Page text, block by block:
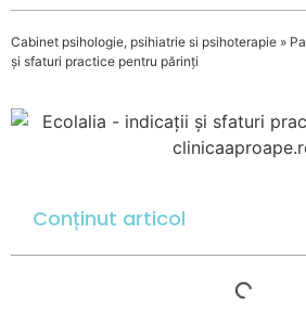
Cabinet psihologie, psihiatrie si psihoterapie »
și sfaturi practice pentru părinți
Conținut articol